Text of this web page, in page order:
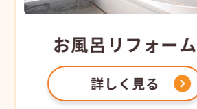
お風呂 リフォーム
詳しく見る